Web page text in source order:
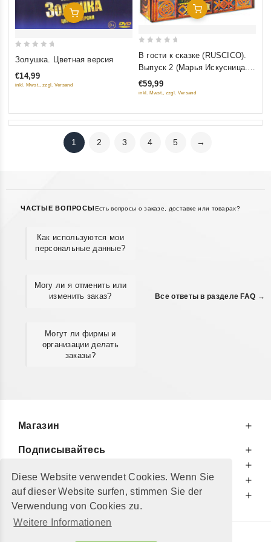
Diese Website verwendet Cookies. Wenn Sie
auf dieser Website surfen, stimmen Sie der
Verwendung von Cookies zu.
Weitere Informationen
Добавить В Корзину
of
Золушка. Цветная версия
€14,99
inkl. Mwst., zzgl. Versand
Добавить В Корзину
5
В гости к сказке (RUSCICO).
Выпуск 2 (Марья Искусница.
На златом крыльце сидели...
Русалочка. Принцесса на
(5 DVD)
€59,99
inkl. Mwst., zzgl. Versand
1 2 3 4 5 →
ЧАСТЫЕ ВОПРОСЫ Есть вопросы о заказе, доставке или товарах?
Как используются мои
персональные данные?
Могу ли я отменить или
изменить заказ?
Могут ли фирмы и
организации делать
заказы?
Все ответы в разделе FAQ →
Магазин
Подписывайтесь
Информируем Вас
Дополнительно